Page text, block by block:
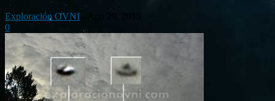
Exploración OVNI
Ago 29, 2015
0